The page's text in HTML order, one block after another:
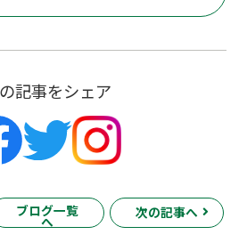
記事をシェア
ブログ一覧
へ
次の記事へ